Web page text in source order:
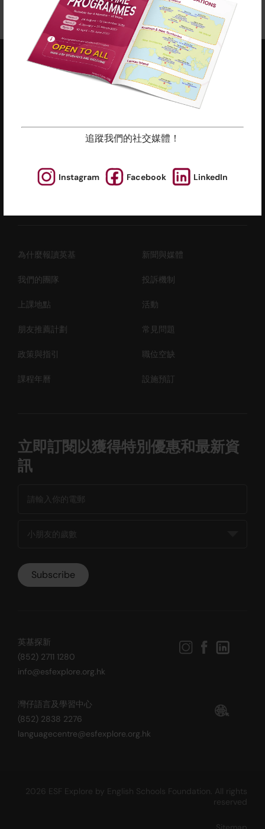
追蹤我們的社交媒體！
Instagram Facebook LinkedIn
ESF EXPLORE
香港北角
慈善機構註冊編號 : 91/4172
為什麼報讀英基 新聞與媒體
我們的團隊 投訴機制
上課地點 活動
朋友推薦計劃 常見問題
政策與指引 職位空缺
課程年曆 設施預訂
立即訂閱以獲得特別優惠和最新資
訊
英基探新
(852) 2711 1280
info@esfexplore.org.hk
灣仔語言及學習中心
(852) 2838 2276
languagecentre@esfexplore.org.hk
2026 ESF Explore by English Schools Foundation. All rights
reserved